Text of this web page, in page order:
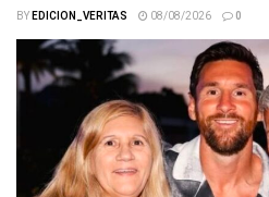
BYEDICION_VERITAS 08/08/2026 0